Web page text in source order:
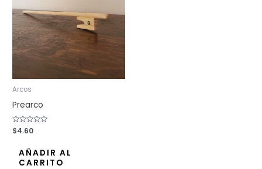
Arcos
Prearco
Valorado
con
$4.60
AÑADIR AL
CARRITO